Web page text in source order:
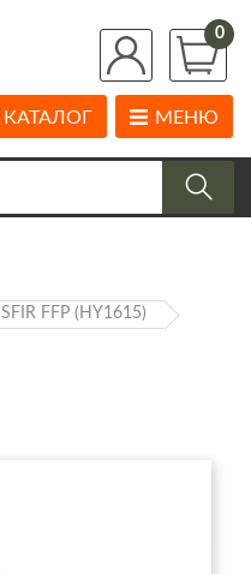
0
МЕНЮ
КАТАЛОГ
FFP (HY1615)